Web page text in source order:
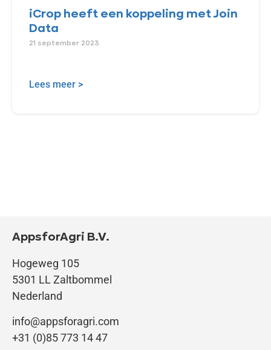
iCrop heeft een koppeling met Join
Data
21 september 2023
Lees meer >
AppsforAgri B.V.
Hogeweg 105
5301 LL Zaltbommel
Nederland
info@appsforagri.com
+31 (0)85 773 14 47